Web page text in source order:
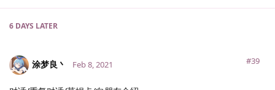
6 DAYS LATER
涂梦良丶 #39
Feb 8, 2021